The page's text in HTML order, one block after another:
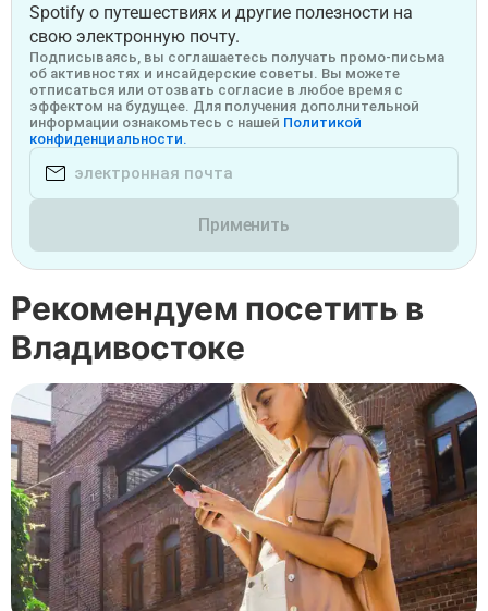
Spotify о путешествиях и другие полезности на
свою электронную почту.
Подписываясь, вы соглашаетесь получать промо-письма
об активностях и инсайдерские советы. Вы можете
отписаться или отозвать согласие в любое время с
эффектом на будущее. Для получения дополнительной
информации ознакомьтесь с нашей Политикой
конфиденциальности.
Применить
Рекомендуем посетить в
Владивостоке